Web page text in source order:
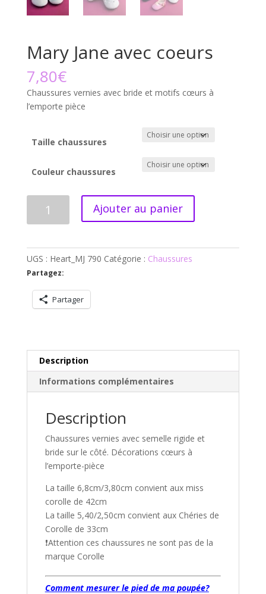
Mary Jane avec coeurs
7,80€
Chaussures vernies avec bride et motifs cœurs à
l’emporte pièce
Taille chaussures
Couleur chaussures
avec
coeurs
Ajouter au panier
UGS : Heart_MJ 790 Catégorie : Chaussures
Partagez:
Partager
Description
Informations complémentaires
Description
Chaussures vernies avec semelle rigide et
bride sur le côté. Décorations cœurs à
l’emporte-pièce
La taille 6,8cm/3,80cm convient aux miss
corolle de 42cm
La taille 5,40/2,50cm convient aux Chéries de
Corolle de 33cm
❗Attention ces chaussures ne sont pas de la
marque Corolle
Comment mesurer le pied de ma poupée?